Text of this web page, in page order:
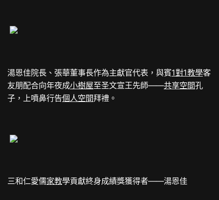
湯恩佳院長、張華董事長作為主獻官代表，與賓1對1教學客
友朋配合向年夜成小樹屋至圣文宣王先師——共享空間孔
子，上噴鼻行告個人空間拜禮。
三和仁愛儒家教學貢獻終身成績獎獲得者——湯恩佳